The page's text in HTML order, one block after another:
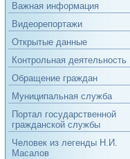
Важная информация
Видеорепортажи
Открытые данные
Контрольная деятельность
Обращение граждан
Муниципальная служба
Портал государственной
гражданской службы
Человек из легенды Н.И.
Масалов